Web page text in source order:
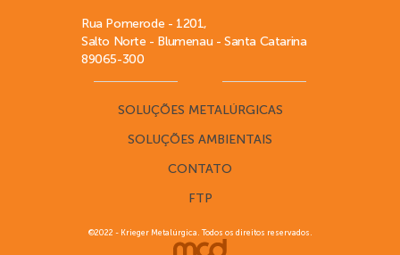
Rua Pomerode - 1201,
Salto Norte - Blumenau - Santa Catarina
89065-300
SOLUÇÕES METALÚRGICAS
SOLUÇÕES AMBIENTAIS
CONTATO
FTP
©2022 - Krieger Metalúrgica. Todos os direitos reservados.